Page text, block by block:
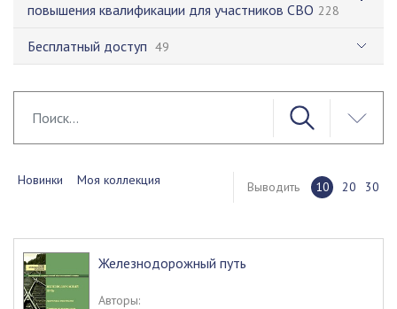
повышения квалификации для участников СВО 228
Бесплатный доступ 49
Новинки Моя коллекция Выводить 10 20 30
Железнодорожный путь
Авторы: